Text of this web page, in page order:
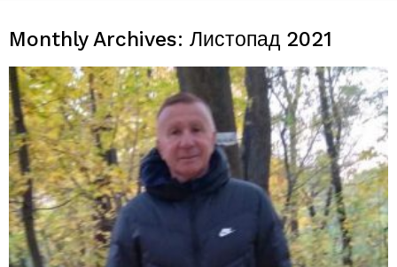
Monthly Archives: Листопад 2021